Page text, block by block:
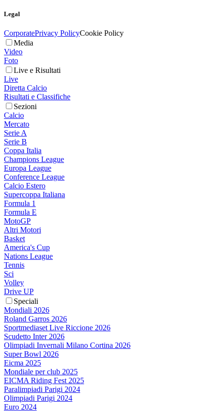
Legal
CorporatePrivacy PolicyCookie Policy
Media
Video
Foto
Live e Risultati
Live
Diretta Calcio
Risultati e Classifiche
Sezioni
Calcio
Mercato
Serie A
Serie B
Coppa Italia
Champions League
Europa League
Conference League
Calcio Estero
Supercoppa Italiana
Formula 1
Formula E
MotoGP
Altri Motori
Basket
America's Cup
Nations League
Tennis
Sci
Volley
Drive UP
Speciali
Mondiali 2026
Roland Garros 2026
Sportmediaset Live Riccione 2026
Scudetto Inter 2026
Olimpiadi Invernali Milano Cortina 2026
Super Bowl 2026
Eicma 2025
Mondiale per club 2025
EICMA Riding Fest 2025
Paralimpiadi Parigi 2024
Olimpiadi Parigi 2024
Euro 2024